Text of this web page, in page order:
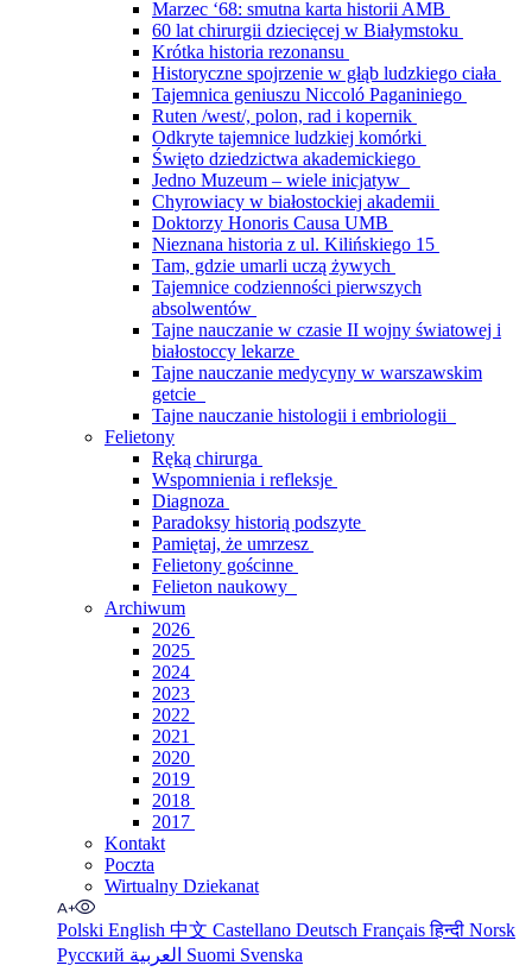
Marzec ‘68: smutna karta historii AMB
60 lat chirurgii dziecięcej w Białymstoku
Krótka historia rezonansu
Historyczne spojrzenie w głąb ludzkiego ciała
Tajemnica geniuszu Niccoló Paganiniego
Ruten /west/, polon, rad i kopernik
Odkryte tajemnice ludzkiej komórki
Święto dziedzictwa akademickiego
Jedno Muzeum – wiele inicjatyw
Chyrowiacy w białostockiej akademii
Doktorzy Honoris Causa UMB
Nieznana historia z ul. Kilińskiego 15
Tam, gdzie umarli uczą żywych
Tajemnice codzienności pierwszych
absolwentów
Tajne nauczanie w czasie II wojny światowej i
białostoccy lekarze
Tajne nauczanie medycyny w warszawskim
getcie
Tajne nauczanie histologii i embriologii
Felietony
Ręką chirurga
Wspomnienia i refleksje
Diagnoza
Paradoksy historią podszyte
Pamiętaj, że umrzesz
Felietony gościnne
Felieton naukowy
Archiwum
2026
2025
2024
2023
2022
2021
2020
2019
2018
2017
Kontakt
Poczta
Wirtualny Dziekanat
Polski English 中文 Castellano Deutsch Françaisहिन्दी Norsk
Русский
Suomi Svenska